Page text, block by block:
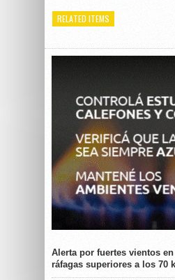
RELATED ITEMS
Alerta por fuertes vientos
ráfagas superiores a los 70